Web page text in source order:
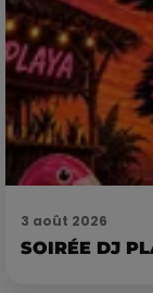
3 août 2026
SOIRÉE DJ